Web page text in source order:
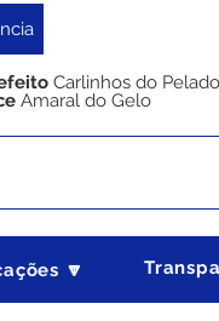
Carlinhos do Pelado
Amaral do Gelo
🔽